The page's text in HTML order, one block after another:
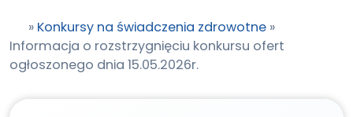
» Konkursy na świadczenia zdrowotne »
Informacja o rozstrzygnięciu konkursu ofert
ogłoszonego dnia 15.05.2026r.